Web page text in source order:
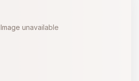
Image unavailable